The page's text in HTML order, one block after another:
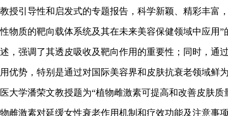
教授引导性和启发式的专题报告，科学新颖、精彩丰富
性物质的靶向载体系统及其在未来美容保健领域中应用
述，强调了其透皮吸收及靶向作用的重要性；同时，通
用优势，特别是通过对国际美容界和皮肤抗衰老领域鲜
医大学潘荣文教授题为“植物雌激素可提高和改善皮肤
物雌激素对延缓女性衰老作用机制和疗效功能及注意事